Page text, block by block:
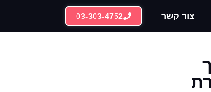
צור קשר 03-303-4752